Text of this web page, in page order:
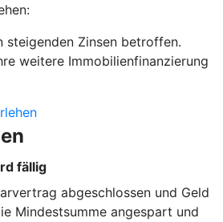
steigenden Zinsen betroffen.
weitere Immobilienfinanzierung
fällig
abgeschlossen und Geld
Mindestsumme angespart und